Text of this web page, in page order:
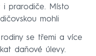
i prarodiče. Místo
mohli
se třemi a více
daňové úlevy.